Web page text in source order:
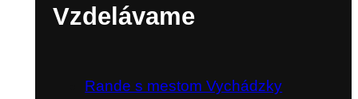
Vzdelávame
Rande s mestom Vychádzky